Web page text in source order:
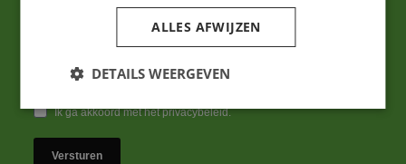
Ik ga akkoord met het privacybeleid.
Versturen
ALLES AFWIJZEN
DETAILS WEERGEVEN